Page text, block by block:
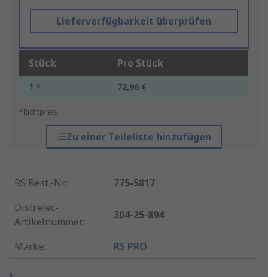
Lieferverfügbarkeit überprüfen
Stück Pro Stück
1 + 72,96 €
*Richtpreis
Zu einer Teileliste hinzufügen
RS Best.-Nr.:
775-5817
Distrelec-
Artikelnummer:
304-25-894
Marke: RS PRO